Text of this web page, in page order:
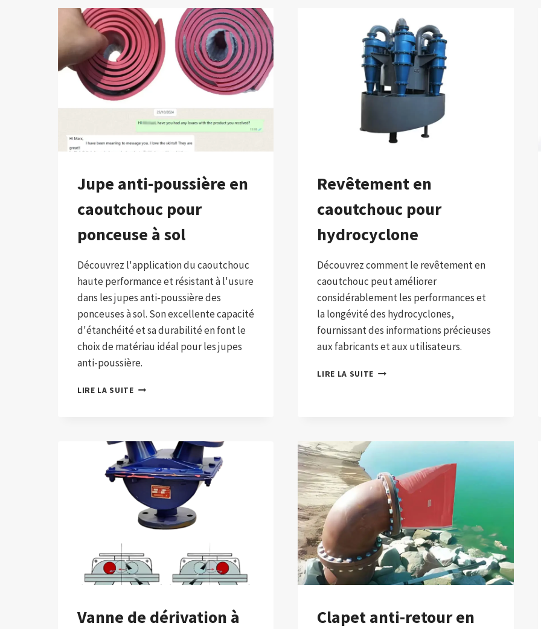
Jupe anti-poussière en
caoutchouc pour
ponceuse à sol
Découvrez l'application du caoutchouc
haute performance et résistant à l'usure
dans les jupes anti-poussière des
ponceuses à sol. Son excellente capacité
d'étanchéité et sa durabilité en font le
choix de matériau idéal pour les jupes
anti-poussière.
LIRE LA SUITEJUPE
POUR
PONCEUSE
À
Revêtement en
caoutchouc pour
hydrocyclone
Découvrez comment le revêtement en
caoutchouc peut améliorer
considérablement les performances et
la longévité des hydrocyclones,
fournissant des informations précieuses
aux fabricants et aux utilisateurs.
LIRE LA SUITE REVÊTEMENT
Vanne de dérivation à
Clapet anti-retour en